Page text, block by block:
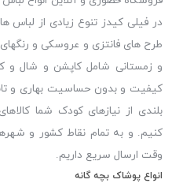
در فیلی کیدز تنوع زیادی از
طرح های فانتزی و عروسکی و رنگهای
و زمستانی شامل کاپشن و شال و
کیفیت و بدون حساسیت بهاری و
بلندی از نیازهای کودک شما
کنیم. و به تمام نقاط کشور و
وقت ارسال سریع داریم.
انواع پوشاک بچه گانه